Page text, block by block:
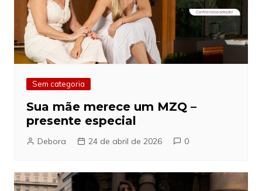
Sem categoria
Sua mãe merece um MZQ –
presente especial
Debora 24 de abril de 2026 0